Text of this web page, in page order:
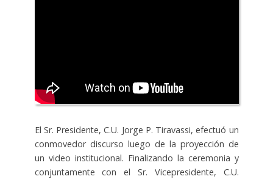
El Sr. Presidente, C.U. Jorge P. Tiravassi, efectuó un
conmovedor discurso luego de la proyección de
un video institucional. Finalizando la ceremonia y
conjuntamente con el Sr. Vicepresidente, C.U.